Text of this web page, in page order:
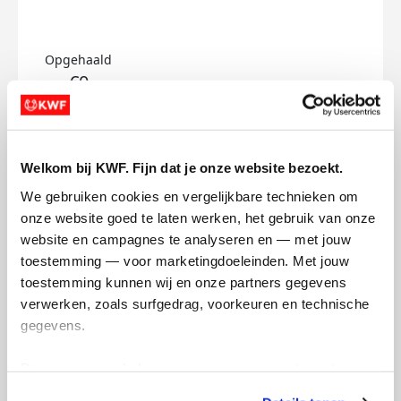
Welkom bij KWF. Fijn dat je onze website bezoekt.
We gebruiken cookies en vergelijkbare technieken om
onze website goed te laten werken, het gebruik van onze
website en campagnes te analyseren en — met jouw
toestemming — voor marketingdoeleinden. Met jouw
toestemming kunnen wij en onze partners gegevens
verwerken, zoals surfgedrag, voorkeuren en technische
gegevens.
Opgehaald
€0
Doneer
Qingyun's badges